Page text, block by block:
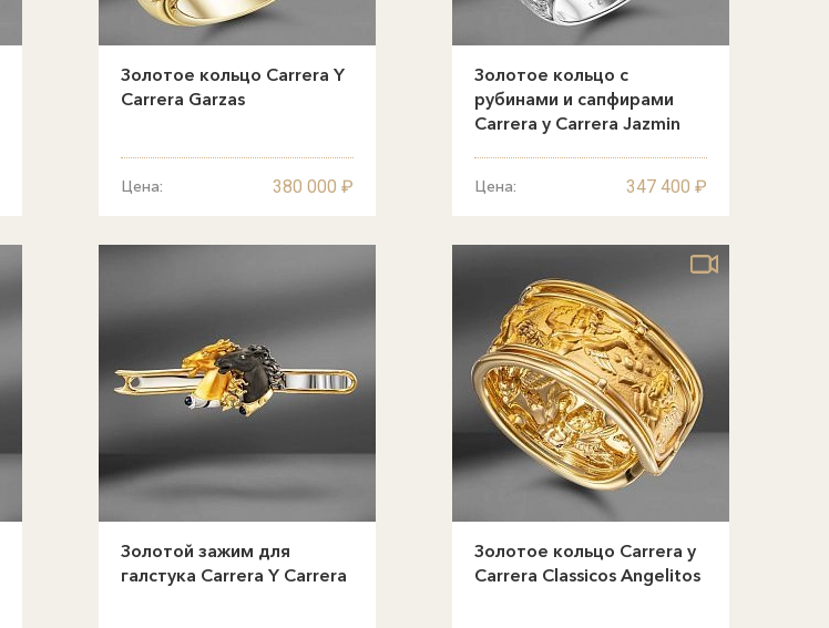
Золотое кольцо Carrera Y
Carrera Garzas
Цена: 380 000 ₽
Золотое кольцо с
рубинами и сапфирами
Carrera y Carrera Jazmin
Цена: 347 400 ₽
Золотой зажим для
галстука Carrera Y Carrera
Золотое кольцо Carrera y
Carrera Classicos Angelitos